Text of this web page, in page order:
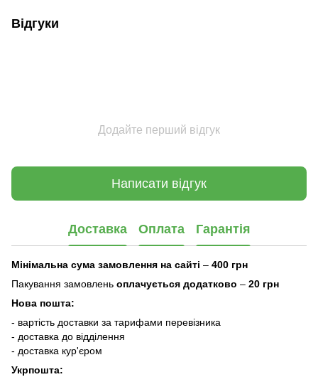
Відгуки
Додайте перший відгук
Написати відгук
Доставка Оплата Гарантія
Мінімальна сума замовлення на сайті – 400 грн
Пакування замовлень оплачується додатково – 20 грн
Нова пошта:
- вартість доставки за тарифами перевізника
- доставка до відділення
- доставка кур'єром
Укрпошта: